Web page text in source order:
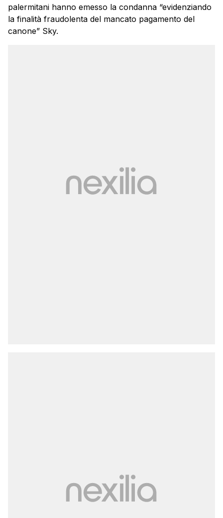
palermitani hanno emesso la condanna “evidenziando
la finalità fraudolenta del mancato pagamento del
canone” Sky.